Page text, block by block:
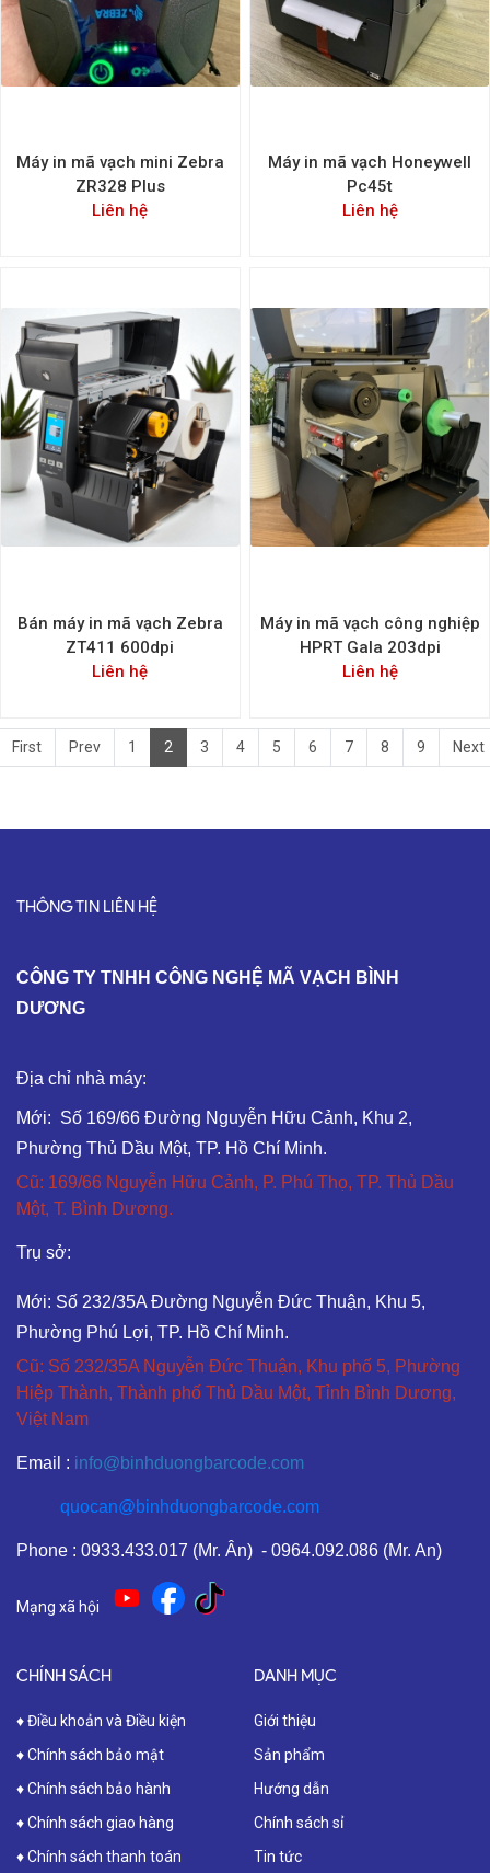
Máy in mã vạch mini Zebra
ZR328 Plus
Liên hệ
Máy in mã vạch Honeywell
Pc45t
Liên hệ
Bán máy in mã vạch Zebra
ZT411 600dpi
Liên hệ
Máy in mã vạch công nghiệp
HPRT Gala 203dpi
Liên hệ
First Prev 1 2 3 4 5 6 7 8 9 Next
THÔNG TIN LIÊN HỆ
CÔNG TY TNHH CÔNG NGHỆ MÃ VẠCH BÌNH
DƯƠNG
Địa chỉ nhà máy:
Mới: Số 169/66 Đường Nguyễn Hữu Cảnh, Khu 2,
Phường Thủ Dầu Một, TP. Hồ Chí Minh.
Cũ: 169/66 Nguyễn Hữu Cảnh, P. Phú Thọ, TP. Thủ Dầu
Một, T. Bình Dương.
Trụ sở:
Mới: Số 232/35A Đường Nguyễn Đức Thuận, Khu 5,
Phường Phú Lợi, TP. Hồ Chí Minh.
Cũ: Số 232/35A Nguyễn Đức Thuận, Khu phố 5, Phường
Hiệp Thành, Thành phố Thủ Dầu Một, Tỉnh Bình Dương,
Việt Nam
Email : info@binhduongbarcode.com
quocan@binhduongbarcode.com
Phone : 0933.433.017 (Mr. Ân) - 0964.092.086 (Mr. An)
Mạng xã hội
CHÍNH SÁCH
♦ Điều khoản và Điều kiện
♦ Chính sách bảo mật
♦ Chính sách bảo hành
♦ Chính sách giao hàng
♦ Chính sách thanh toán
DANH MỤC
Giới thiệu
Sản phẩm
Hướng dẫn
Chính sách sỉ
Tin tức